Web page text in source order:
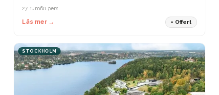
27 rum60 pers
Läs mer → + Offert
STOCKHOLM